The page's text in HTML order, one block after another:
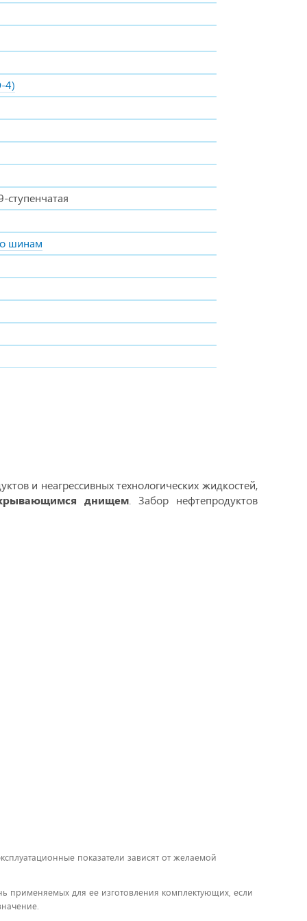
4)
ступенчатая
шинам
и неагрессивных технологических жидкостей,
днищем . Забор нефтепродуктов
показатели зависят от желаемой
применяемых для ее изготовления комплектующих, если